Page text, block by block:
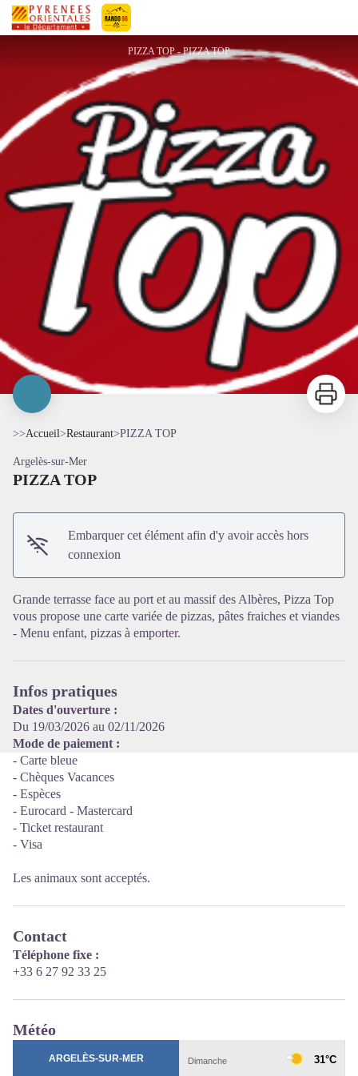
PIZZA TOP
PIZZA TOP - PIZZA TOP
Voir l'image en plein écran
Imprimer
>>Accueil>Restaurant>PIZZA TOP
Argelès-sur-Mer
PIZZA TOP
Embarquer cet élément afin d'y avoir accès hors
connexion
Grande terrasse face au port et au massif des Albères, Pizza Top
vous propose une carte variée de pizzas, pâtes fraiches et viandes
- Menu enfant, pizzas à emporter.
Infos pratiques
Dates d'ouverture :
Du 19/03/2026 au 02/11/2026
Mode de paiement :
- Carte bleue
- Chèques Vacances
- Espèces
- Eurocard - Mastercard
- Ticket restaurant
- Visa
Les animaux sont acceptés.
Contact
Téléphone fixe :
+33 6 27 92 33 25
Météo